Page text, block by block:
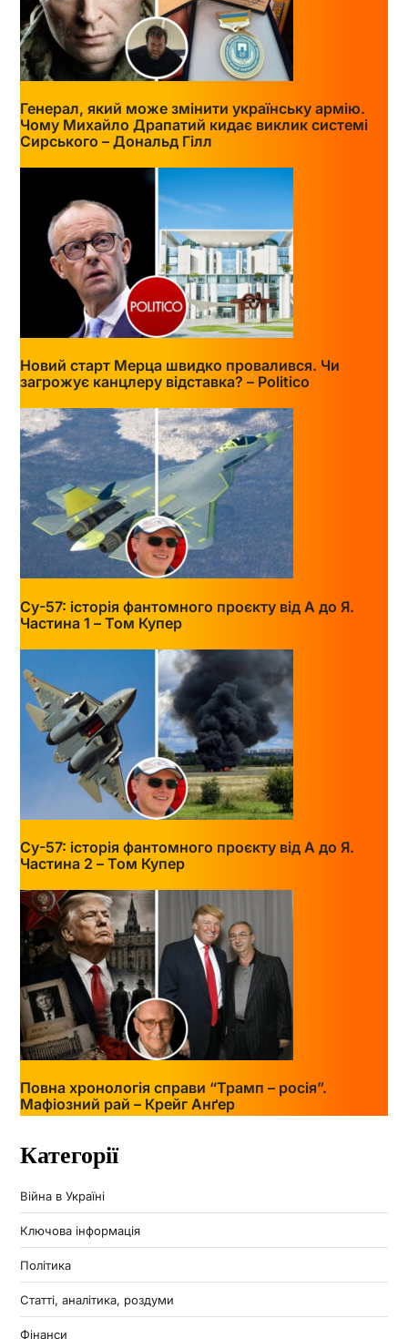
Генерал, який може змінити українську армію.
Чому Михайло Драпатий кидає виклик системі
Сирського – Дональд Гілл
Новий старт Мерца швидко провалився. Чи
загрожує канцлеру відставка? – Politico
Су-57: історія фантомного проєкту від А до Я.
Частина 1 – Том Купер
Су-57: історія фантомного проєкту від А до Я.
Частина 2 – Том Купер
Повна хронологія справи “Трамп – росія”.
Мафіозний рай – Крейг Анґер
Категорії
Війна в Україні
Ключова інформація
Політика
Статті, аналітика, роздуми
Фінанси